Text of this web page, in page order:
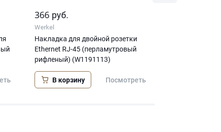
366 руб.
Werkel
Накладка для двойной розетки
Еthernet RJ-45 (перламутровый
рифленый) (W1191113)
В корзину Посмотреть